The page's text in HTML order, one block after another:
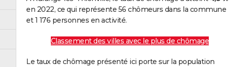
en 2022, ce qui représente 56 chômeurs dans la commune
et 1 176 personnes en activité.
Classement des villes avec le plus de chômage
Le taux de chômage présenté ici porte sur la population